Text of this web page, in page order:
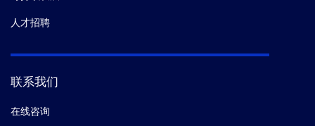
人才招聘
联系我们
在线咨询